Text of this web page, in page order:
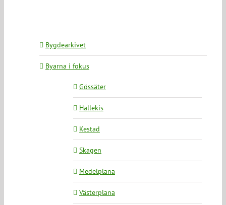
Bygdearkivet
Byarna i fokus
Gössäter
Hällekis
Kestad
Skagen
Medelplana
Västerplana